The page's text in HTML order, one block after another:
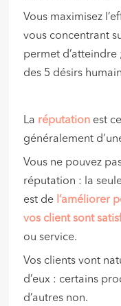
Vous maximisez
vous concentrant
permet d’atteindre
des 5 désirs
La réputation est
généralement
Vous ne pouvez
réputation : la
est de l’améliorer
vos client sont
ou service.
Vos clients vont
d’eux : certains
d’autres non.